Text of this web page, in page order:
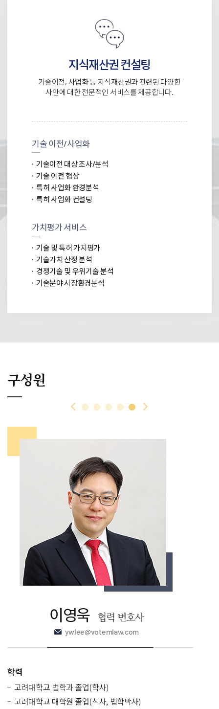
지식재산권 컨설팅
기술이전, 사업화 등 지식재산권과 관련된 다양한
사안에 대한 전문적인 서비스를 제공합니다.
기술 이전/사업화
기술이전 대상 조사/분석
기술 이전 협상
특허 사업화 환경분석
특허 사업화 컨설팅
가치평가 서비스
기술 및 특허 가치평가
기술가치 산정 분석
경쟁기술 및 우위기술 분석
기술분야 시장환경분석
구성원
이영욱 협력 변호사
ywlee@votemlaw.com
학력
고려대학교 법학과 졸업(학사)
고려대학교 대학원 졸업(석사, 법학박사)